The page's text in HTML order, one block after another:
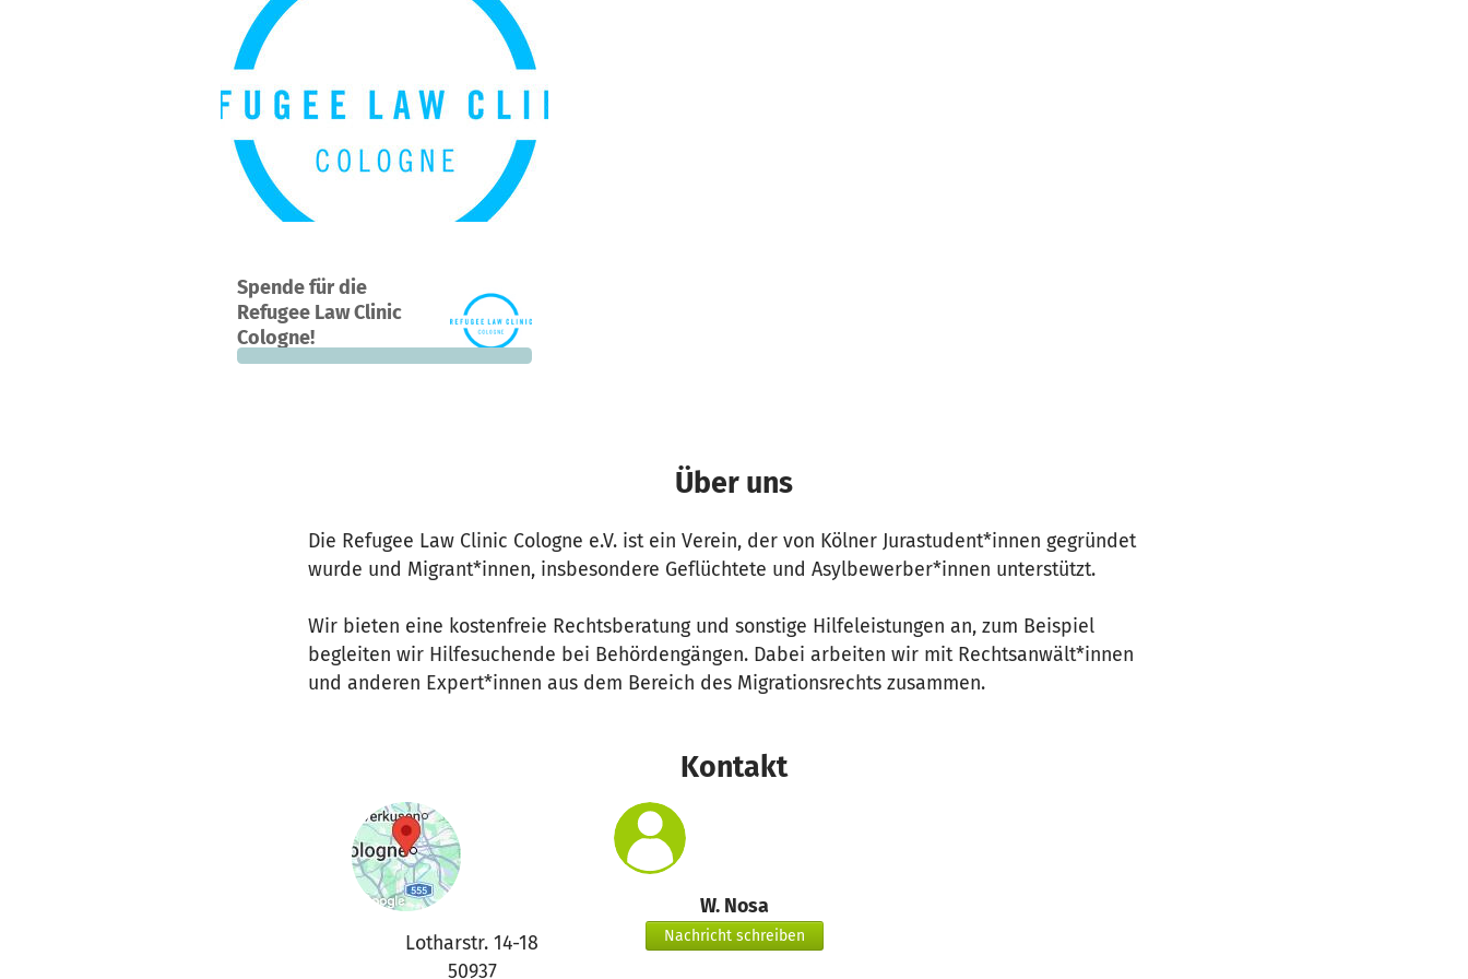
Spende für die
Refugee Law Clinic
Cologne!
Ein Projekt in köln, Deutschland
0
Spenden
0 % 500 €
fehlen noch
Über uns
Die Refugee Law Clinic Cologne e.V. ist ein Verein, der von Kölner Jurastudent*innen gegründet
wurde und Migrant*innen, insbesondere Geflüchtete und Asylbewerber*innen unterstützt.
Wir bieten eine kostenfreie Rechtsberatung und sonstige Hilfeleistungen an, zum Beispiel
begleiten wir Hilfesuchende bei Behördengängen. Dabei arbeiten wir mit Rechtsanwält*innen
und anderen Expert*innen aus dem Bereich des Migrationsrechts zusammen.
Kontakt
Lotharstr. 14-18
50937
W. Nosa
Nachricht schreiben